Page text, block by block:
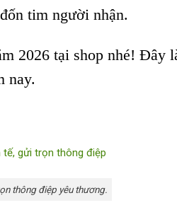
tim người nhận.
2026 tại shop nhé! Đây
nay.
thông điệp yêu thương.